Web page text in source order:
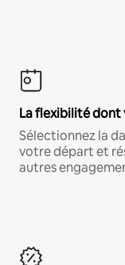
La flexibilité dont
Sélectionnez la
votre départ et
autres